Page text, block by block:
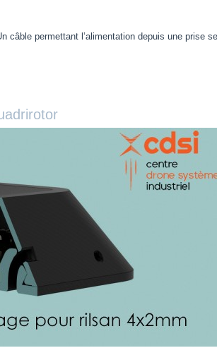
câble permettant l’alimentation depuis une